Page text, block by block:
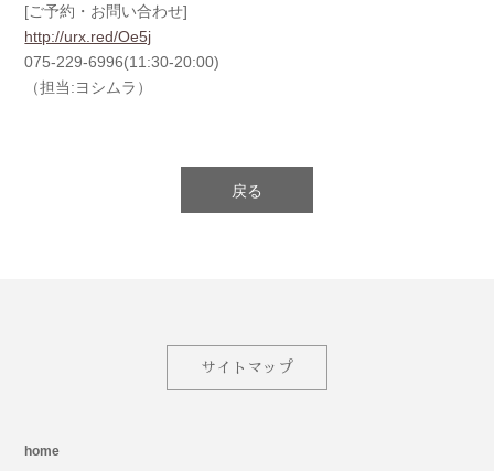
[ご予約・お問い合わせ]
http://urx.red/Oe5j
075-229-6996(11:30-20:00)
（担当:ヨシムラ）
戻る
サイトマップ
home